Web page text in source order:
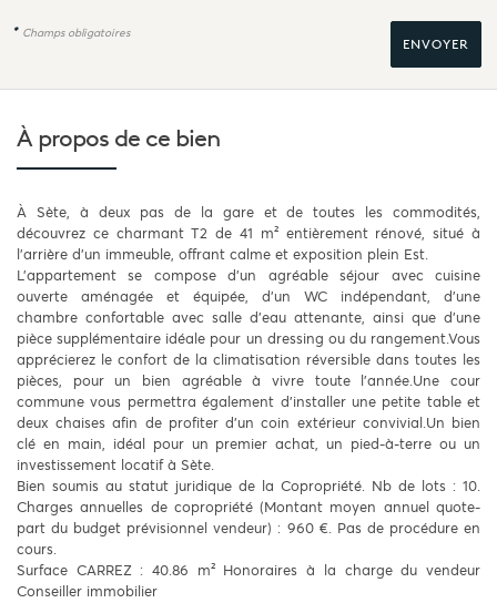
* Champs obligatoires
À propos de ce bien
À Sète, à deux pas de la gare et de toutes les commodités,
découvrez ce charmant T2 de 41 m² entièrement rénové, situé à
l’arrière d’un immeuble, offrant calme et exposition plein Est.
L’appartement se compose d’un agréable séjour avec cuisine
ouverte aménagée et équipée, d’un WC indépendant, d’une
chambre confortable avec salle d’eau attenante, ainsi que d’une
pièce supplémentaire idéale pour un dressing ou du rangement.Vous
apprécierez le confort de la climatisation réversible dans toutes les
pièces, pour un bien agréable à vivre toute l’année.Une cour
commune vous permettra également d’installer une petite table et
deux chaises afin de profiter d’un coin extérieur convivial.Un bien
clé en main, idéal pour un premier achat, un pied-à-terre ou un
investissement locatif à Sète.
Bien soumis au statut juridique de la Copropriété. Nb de lots : 10.
Charges annuelles de copropriété (Montant moyen annuel quote-
part du budget prévisionnel vendeur) : 960 €. Pas de procédure en
cours.
Surface CARREZ : 40.86 m² Honoraires à la charge du vendeur
Conseiller immobilier